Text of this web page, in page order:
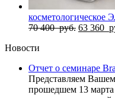
косметологическое
70 400руб.
400
руб..
63 360
Новости
Отчет о семинаре
Представляем
прошедшем 13